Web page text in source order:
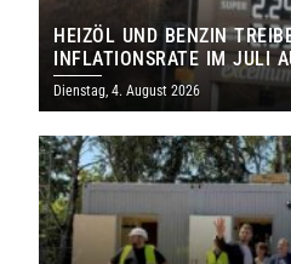
HEIZÖL UND BENZIN
INFLATIONSRATE IM JULI
Dienstag, 4. August 2026